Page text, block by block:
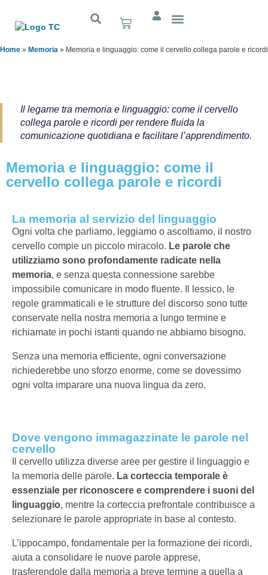
Home » Memoria » Memoria e linguaggio: come il cervello collega parole e ricordi
Il legame tra memoria e linguaggio: come il cervello
collega parole e ricordi per rendere fluida la
comunicazione quotidiana e facilitare l’apprendimento.
Memoria e linguaggio: come il
cervello collega parole e ricordi
La memoria al servizio del linguaggio
Ogni volta che parliamo, leggiamo o ascoltiamo, il nostro
cervello compie un piccolo miracolo. Le parole che
utilizziamo sono profondamente radicate nella
memoria, e senza questa connessione sarebbe
impossibile comunicare in modo fluente. Il lessico, le
regole grammaticali e le strutture del discorso sono tutte
conservate nella nostra memoria a lungo termine e
richiamate in pochi istanti quando ne abbiamo bisogno.
Senza una memoria efficiente, ogni conversazione
richiederebbe uno sforzo enorme, come se dovessimo
ogni volta imparare una nuova lingua da zero.
Dove vengono immagazzinate le parole nel
cervello
Il cervello utilizza diverse aree per gestire il linguaggio e
la memoria delle parole. La corteccia temporale è
essenziale per riconoscere e comprendere i suoni del
linguaggio, mentre la corteccia prefrontale contribuisce a
selezionare le parole appropriate in base al contesto.
L’ippocampo, fondamentale per la formazione dei ricordi,
aiuta a consolidare le nuove parole apprese,
trasferendole dalla memoria a breve termine a quella a